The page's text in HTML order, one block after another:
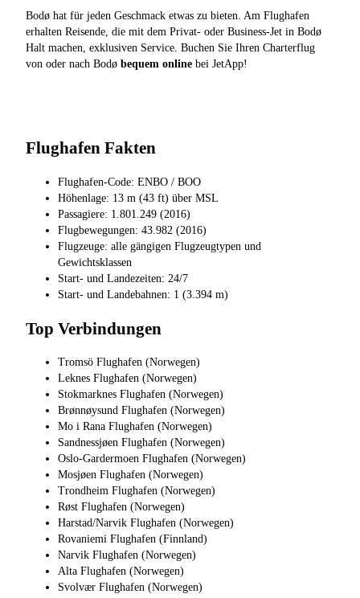
Bodø hat für jeden Geschmack etwas zu bieten. Am Flughafen
erhalten Reisende, die mit dem Privat- oder Business-Jet in Bodø
Halt machen, exklusiven Service. Buchen Sie Ihren Charterflug
von oder nach Bodø bequem online bei JetApp!
Flughafen Fakten
Flughafen-Code: ENBO / BOO
Höhenlage: 13 m (43 ft) über MSL
Passagiere: 1.801.249 (2016)
Flugbewegungen: 43.982 (2016)
Flugzeuge: alle gängigen Flugzeugtypen und
Gewichtsklassen
Start- und Landezeiten: 24/7
Start- und Landebahnen: 1 (3.394 m)
Top Verbindungen
Tromsö Flughafen (Norwegen)
Leknes Flughafen (Norwegen)
Stokmarknes Flughafen (Norwegen)
Brønnøysund Flughafen (Norwegen)
Mo i Rana Flughafen (Norwegen)
Sandnessjøen Flughafen (Norwegen)
Oslo-Gardermoen Flughafen (Norwegen)
Mosjøen Flughafen (Norwegen)
Trondheim Flughafen (Norwegen)
Røst Flughafen (Norwegen)
Harstad/Narvik Flughafen (Norwegen)
Rovaniemi Flughafen (Finnland)
Narvik Flughafen (Norwegen)
Alta Flughafen (Norwegen)
Svolvær Flughafen (Norwegen)